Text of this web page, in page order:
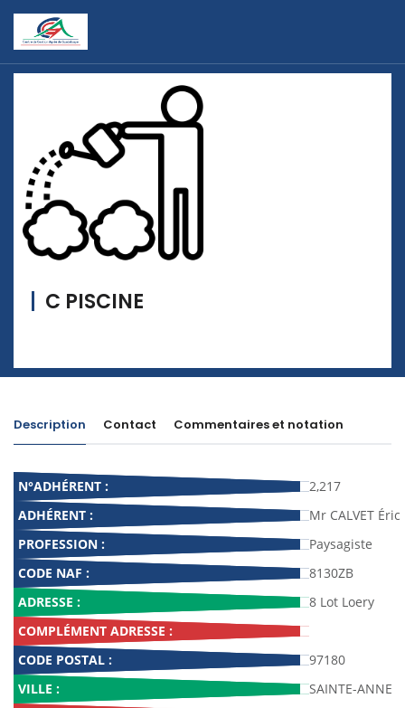
C PISCINE
Description Contact Commentaires et notation
N°ADHÉRENT :
2,217
ADHÉRENT :
Mr CALVET Éric
PROFESSION :
Paysagiste
CODE NAF :
8130ZB
ADRESSE :
8 Lot Loery
COMPLÉMENT ADRESSE :
CODE POSTAL :
97180
VILLE :
SAINTE-ANNE